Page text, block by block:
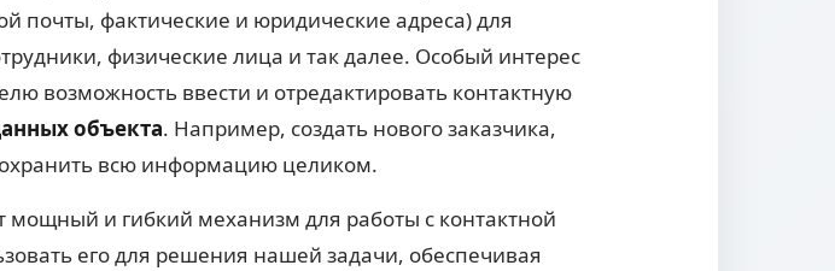
почты, фактические и юридические адреса) для
физические лица и так далее. Особый интерес
возможность ввести и отредактировать контактную
объекта. Например, создать нового заказчика,
всю информацию целиком.
мощный и гибкий механизм для работы с контактной
его для решения нашей задачи, обеспечивая